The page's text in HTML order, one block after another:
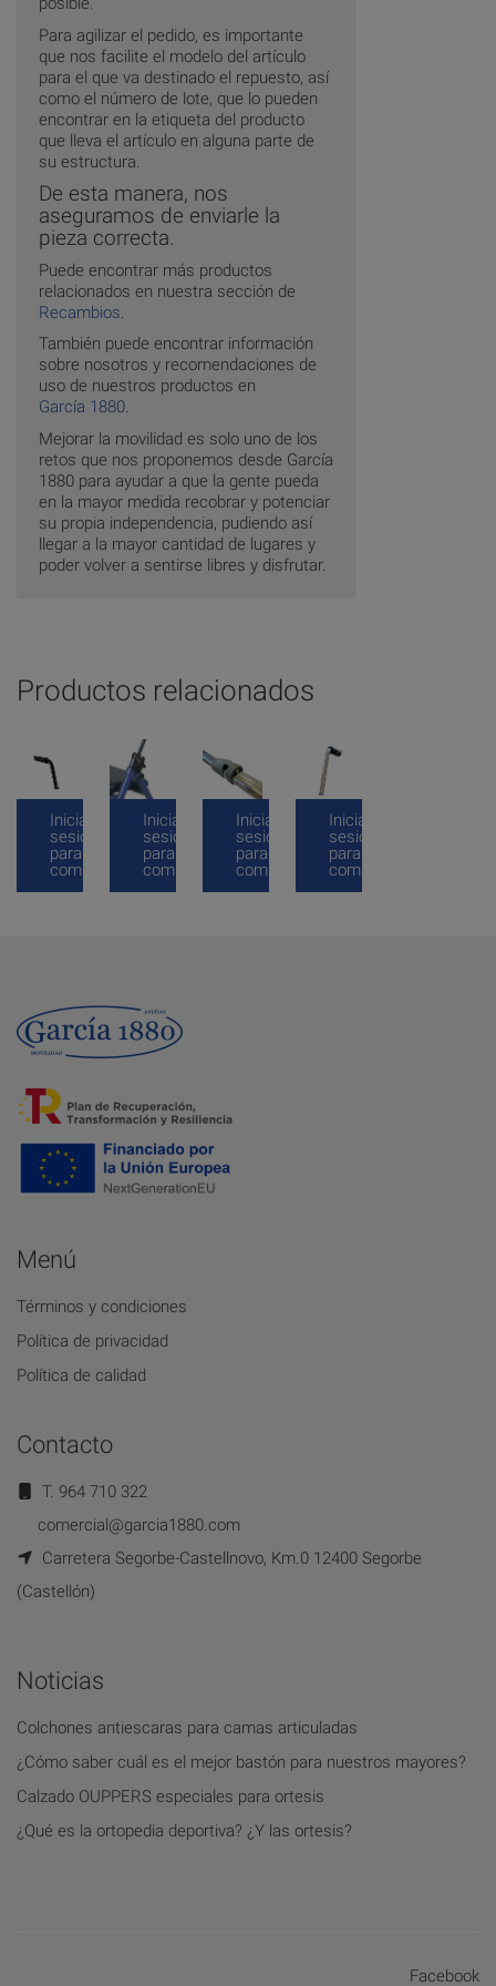
Para agilizar el pedido, es importante
que nos facilite el modelo del artículo
para el que va destinado el repuesto, así
como el número de lote, que lo pueden
encontrar en la etiqueta del producto
que lleva el artículo en alguna parte de
su estructura.
De esta manera, nos
aseguramos de enviarle la
pieza correcta.
Puede encontrar más productos
relacionados en nuestra sección de
Recambios
También puede encontrar información
sobre nosotros y recomendaciones de
uso de nuestros productos en
García 1880.
Mejorar la movilidad es solo uno de los
retos que nos proponemos desde García
1880 para ayudar a que la gente pueda
en la mayor medida recobrar y potenciar
su propia independencia, pudiendo así
llegar a la mayor cantidad de lugares y
poder volver a sentirse libres y disfrutar.
Productos relacionados
Inicia
sesión
para
comprar
Inicia
sesión
para
comprar
Inicia
sesión
para
comprar
Inicia
sesión
para
comprar
Menú
Términos y condiciones
Política de privacidad
Política de calidad
Contacto
T. 964 710 322
comercial@garcia1880.com
Carretera Segorbe-Castellnovo, Km.0 12400 Segorbe
(Castellón)
Noticias
Colchones antiescaras para camas articuladas
¿Cómo saber cuál es el mejor bastón para nuestros mayores?
Calzado OUPPERS especiales para ortesis
¿Qué es la ortopedia deportiva? ¿Y las ortesis?
Facebook